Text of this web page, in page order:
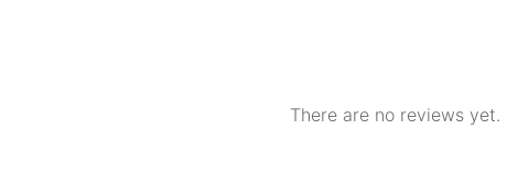
There are no reviews yet.